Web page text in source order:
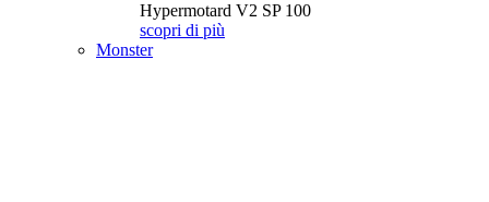
Hypermotard V2 SP 100
scopri di più
Monster